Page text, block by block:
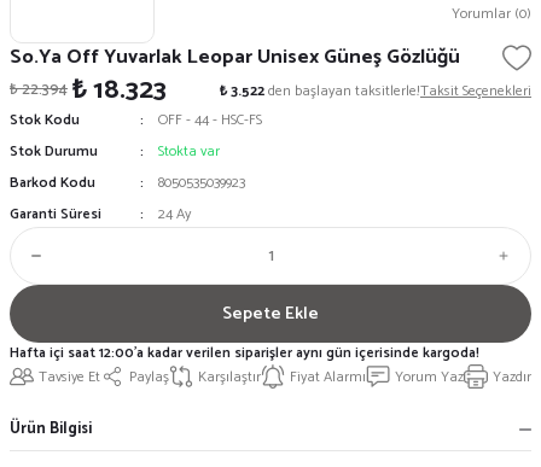
Yorumlar (0)
So.Ya Off Yuvarlak Leopar Unisex Güneş Gözlüğü
₺ 22.394₺ 18.323 ₺ 3.522den başlayan taksitlerle!Taksit Seçenekleri
Stok Kodu
OFF - 44 - HSC-FS
Stok Durumu
Stokta var
Barkod Kodu
8050535039923
Garanti Süresi
24 Ay
Sepete Ekle
Tavsiye Et Paylaş Karşılaştır Fiyat Alarmı Yorum Yaz Yazdır
Hafta içi saat 12:00'a kadar verilen siparişler aynı gün içerisinde kargoda!
Ürün Bilgisi